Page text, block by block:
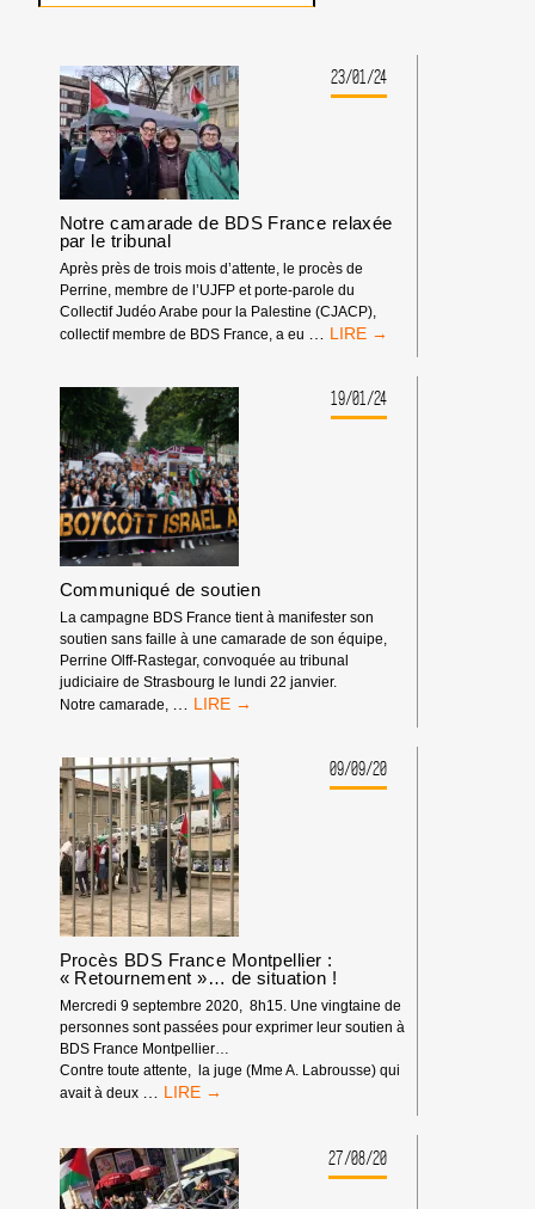
23/01/24
Notre camarade de BDS France relaxée
par le tribunal
Après près de trois mois d’attente, le procès de
Perrine, membre de l’UJFP et porte-parole du
Collectif Judéo Arabe pour la Palestine (CJACP),
collectif membre de BDS France, a eu
NOTRE
BDS
FRANCE
19/01/24
Communiqué de soutien
La campagne BDS France tient à manifester son
soutien sans faille à une camarade de son équipe,
Perrine Olff-Rastegar, convoquée au tribunal
judiciaire de Strasbourg le lundi 22 janvier.
Notre camarade,
… COMMUNIQUÉ
09/09/20
Procès BDS France Montpellier :
« Retournement »… de situation !
Mercredi 9 septembre 2020, 8h15. Une vingtaine de
personnes sont passées pour exprimer leur soutien à
BDS France Montpellier…
Contre toute attente, la juge (Mme A. Labrousse) qui
avait à deux … PROCÈS
MONTPELLIER
:
« RETOURNEMENT »…
27/08/20